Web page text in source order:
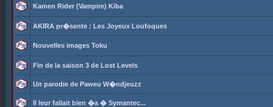
Kamen Rider (Vampire) Kiba
AKIRA pr�sente : Les Joyeux Loufoques
Nouvelles images Toku
Fin de la saison 3 de Lost Levels
Un parodie de Paweu W�ndjeuzz
Il leur fallait bien �a � Symantec...